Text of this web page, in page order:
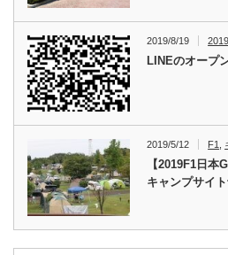
2019/8/19
LINEのオープ
2019/5/12 F1
【2019F1日本
キャンプサイ